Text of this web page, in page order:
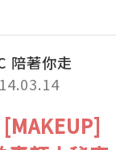
陪著你走
[MAKEUP]